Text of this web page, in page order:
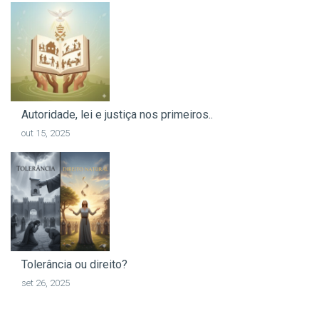
Autoridade, lei e justiça nos primeiros..
out 15, 2025
Tolerância ou direito?
set 26, 2025